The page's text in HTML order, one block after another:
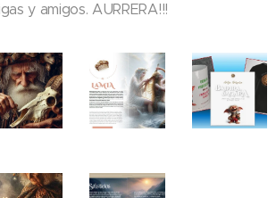
y amigos. AURRERA!!!